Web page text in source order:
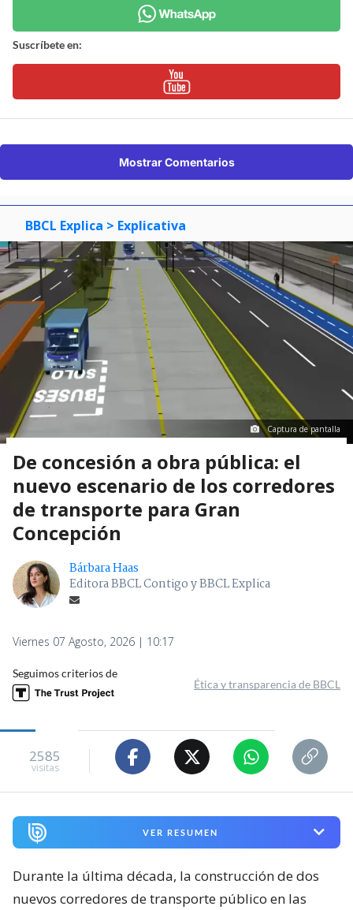
Suscríbete en:
Mostrar Comentarios
BBCL Explica > Explicativa
Captura de pantalla
De concesión a obra pública: el
nuevo escenario de los corredores
de transporte para Gran
Concepción
Bárbara Haas
Editora BBCL Contigo y BBCL Explica
Viernes 07 Agosto, 2026 | 10:17
Seguimos criterios de
Ética y transparencia de BBCL
2585
visitas
VER RESUMEN
Durante la última década, la construcción de dos
nuevos corredores de transporte público en las